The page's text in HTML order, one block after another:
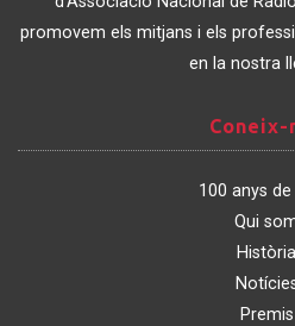
promovem els mitjans i els
en la nostra
nos
Coneix-
100 anys
Qui
Història
Premis